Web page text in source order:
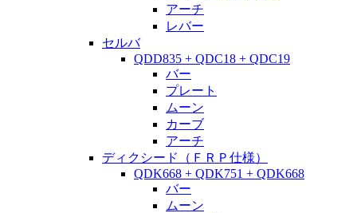
アーチ
レバー
セルバ
QDD835 + QDC18 + QDC19
バー
プレート
ムーン
カーブ
アーチ
ディクシード（ＦＲＰ仕様）
QDK668 + QDK751 + QDK668
バー
ムーン